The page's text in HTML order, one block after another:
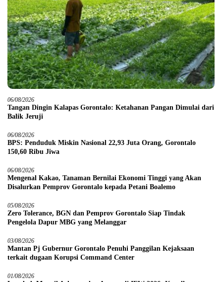
06/08/2026
Tangan Dingin Kalapas Gorontalo: Ketahanan Pangan Dimulai dari
Balik Jeruji
06/08/2026
BPS: Penduduk Miskin Nasional 22,93 Juta Orang, Gorontalo
150,60 Ribu Jiwa
06/08/2026
Mengenal Kakao, Tanaman Bernilai Ekonomi Tinggi yang Akan
Disalurkan Pemprov Gorontalo kepada Petani Boalemo
05/08/2026
Zero Tolerance, BGN dan Pemprov Gorontalo Siap Tindak
Pengelola Dapur MBG yang Melanggar
03/08/2026
Mantan Pj Gubernur Gorontalo Penuhi Panggilan Kejaksaan
terkait dugaan Korupsi Command Center
01/08/2026